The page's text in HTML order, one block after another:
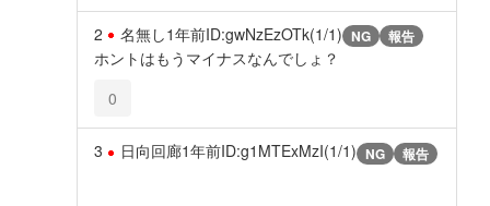
2 名無し1年前ID:gwNzEzOTk(1/1) NG 報告
ホントはもうマイナスなんでしょ？
0
3 日向回廊1年前ID:g1MTExMzI(1/1) NG 報告